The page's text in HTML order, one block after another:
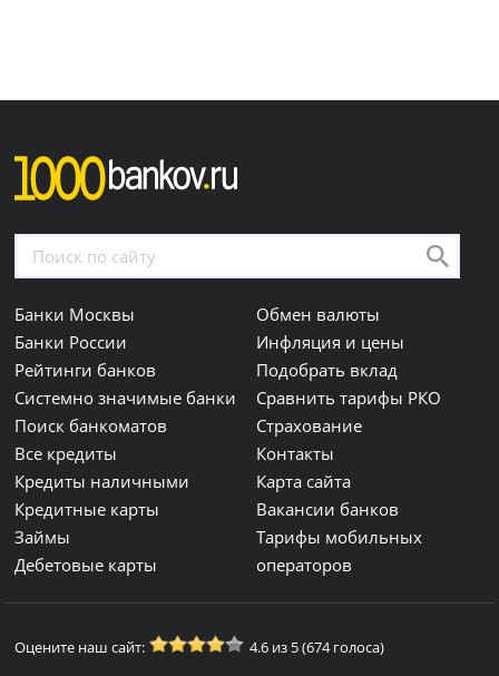
Банки Москвы
Банки России
Рейтинги банков
Системно значимые банки
Поиск банкоматов
Все кредиты
Кредиты наличными
Кредитные карты
Займы
Дебетовые карты
Обмен валюты
Инфляция и цены
Подобрать вклад
Сравнить тарифы РКО
Страхование
Контакты
Карта сайта
Вакансии банков
Тарифы мобильных
операторов
Оцените наш сайт: 4.6 из 5 (674 голоса)